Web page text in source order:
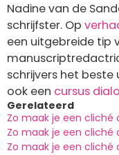
Nadine van de
schrijfster. Op
een uitgebreide tip
schrijvers het beste
ook een cursus
Gerelateerd
Zo maak je een cliché
Zo maak je een cliché
Zo maak je een cliché